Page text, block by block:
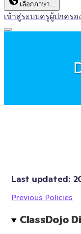
เลือกภาษา…
เข้าสู่ระบบครูผู้ปกครอ
Last updated:
Previous Policies
ClassDojo